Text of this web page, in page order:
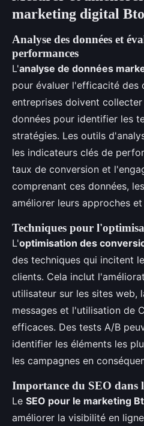
marketing digital
Analyse des données et
performances
L'analyse de données
pour évaluer l'efficacité des
entreprises doivent
données pour identifier les
stratégies. Les outils
les indicateurs clés de
taux de conversion et
comprenant ces données,
améliorer leurs approches
Techniques pour
L'optimisation des
des techniques qui incitent
clients. Cela inclut
utilisateur sur les sites web,
messages et l'utilisation de
efficaces. Des tests A/B
identifier les éléments les
les campagnes en
Importance du SEO dans
Le SEO pour le marketing
améliorer la visibilité en